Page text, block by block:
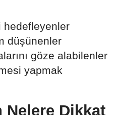
hedefleyenler
düşünenler
göze alabilenler
yapmak
Nelere Dikkat